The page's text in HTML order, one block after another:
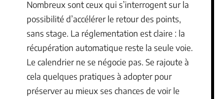
Nombreux sont ceux qui s’interrogent sur la
possibilité d’accélérer le retour des points,
sans stage. La réglementation est claire : la
récupération automatique reste la seule voie.
Le calendrier ne se négocie pas. Se rajoute à
cela quelques pratiques à adopter pour
préserver au mieux ses chances de voir le